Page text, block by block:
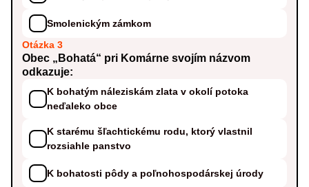
Smolenickým zámkom
Otázka 3
Obec „Bohatá“ pri Komárne svojím názvom
odkazuje:
K bohatým náleziskám zlata v okolí potoka
neďaleko obce
K starému šľachtickému rodu, ktorý vlastnil
rozsiahle panstvo
K bohatosti pôdy a poľnohospodárskej úrody